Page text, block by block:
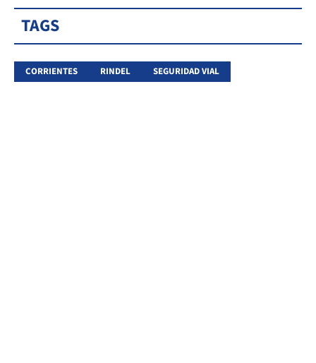
TAGS
CORRIENTES RINDEL SEGURIDAD VIAL